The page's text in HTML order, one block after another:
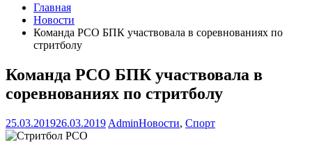
Главная
Новости
Команда РСО БПК участвовала в соревнованиях по
стритболу
Команда РСО БПК участвовала в
соревнованиях по стритболу
25.03.201926.03.2019 AdminНовости, Спорт